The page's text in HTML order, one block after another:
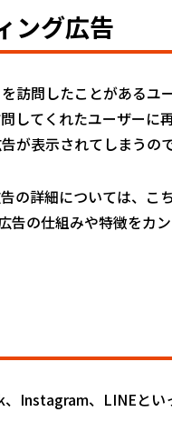
ング広告
訪問したことがあるユ
してくれたユーザーに
が表示されてしまうの
の詳細については、こ
告の仕組みや特徴をカン
Instagram、LINEとい